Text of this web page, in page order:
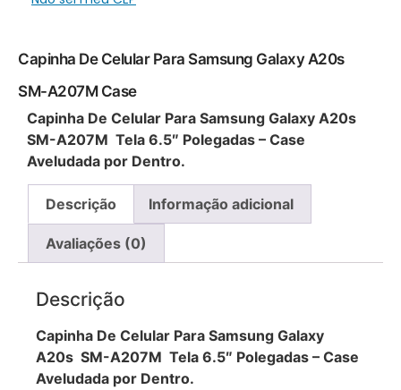
Capinha De Celular Para Samsung Galaxy A20s
SM-A207M Case
Capinha De Celular Para Samsung Galaxy A20s
SM-A207M Tela 6.5″ Polegadas – Case
Aveludada por Dentro.
Descrição Informação adicional
Avaliações (0)
Descrição
Capinha De Celular Para Samsung Galaxy
A20s SM-A207M Tela 6.5″ Polegadas – Case
Aveludada por Dentro.